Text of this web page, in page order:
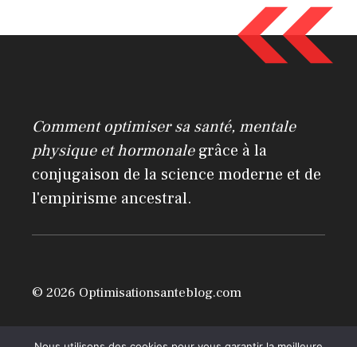
e
Comment optimiser sa santé, mentale
physique et hormonalegrâce à la
conjugaison de la science moderne et de
l'empirisme ancestral.
© 2026 Optimisationsanteblog.com